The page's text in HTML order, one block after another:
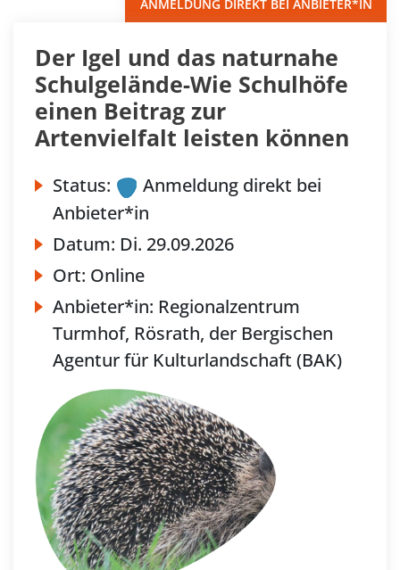
ANMELDUNG DIREKT BEI ANBIETER*IN
Der Igel und das naturnahe
Schulgelände-Wie Schulhöfe
einen Beitrag zur
Artenvielfalt leisten können
Status:
Anmeldung direkt bei
Anbieter*in
Datum: Di. 29.09.2026
Ort: Online
Anbieter*in: Regionalzentrum
Turmhof, Rösrath, der Bergischen
Agentur für Kulturlandschaft (BAK)